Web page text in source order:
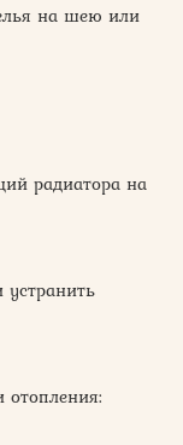
на шею или
радиатора на
отопления: